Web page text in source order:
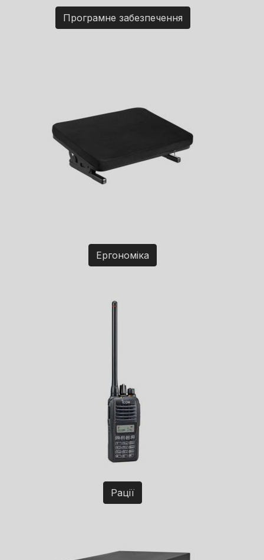
Програмне забезпечення
Ергономіка
Рації